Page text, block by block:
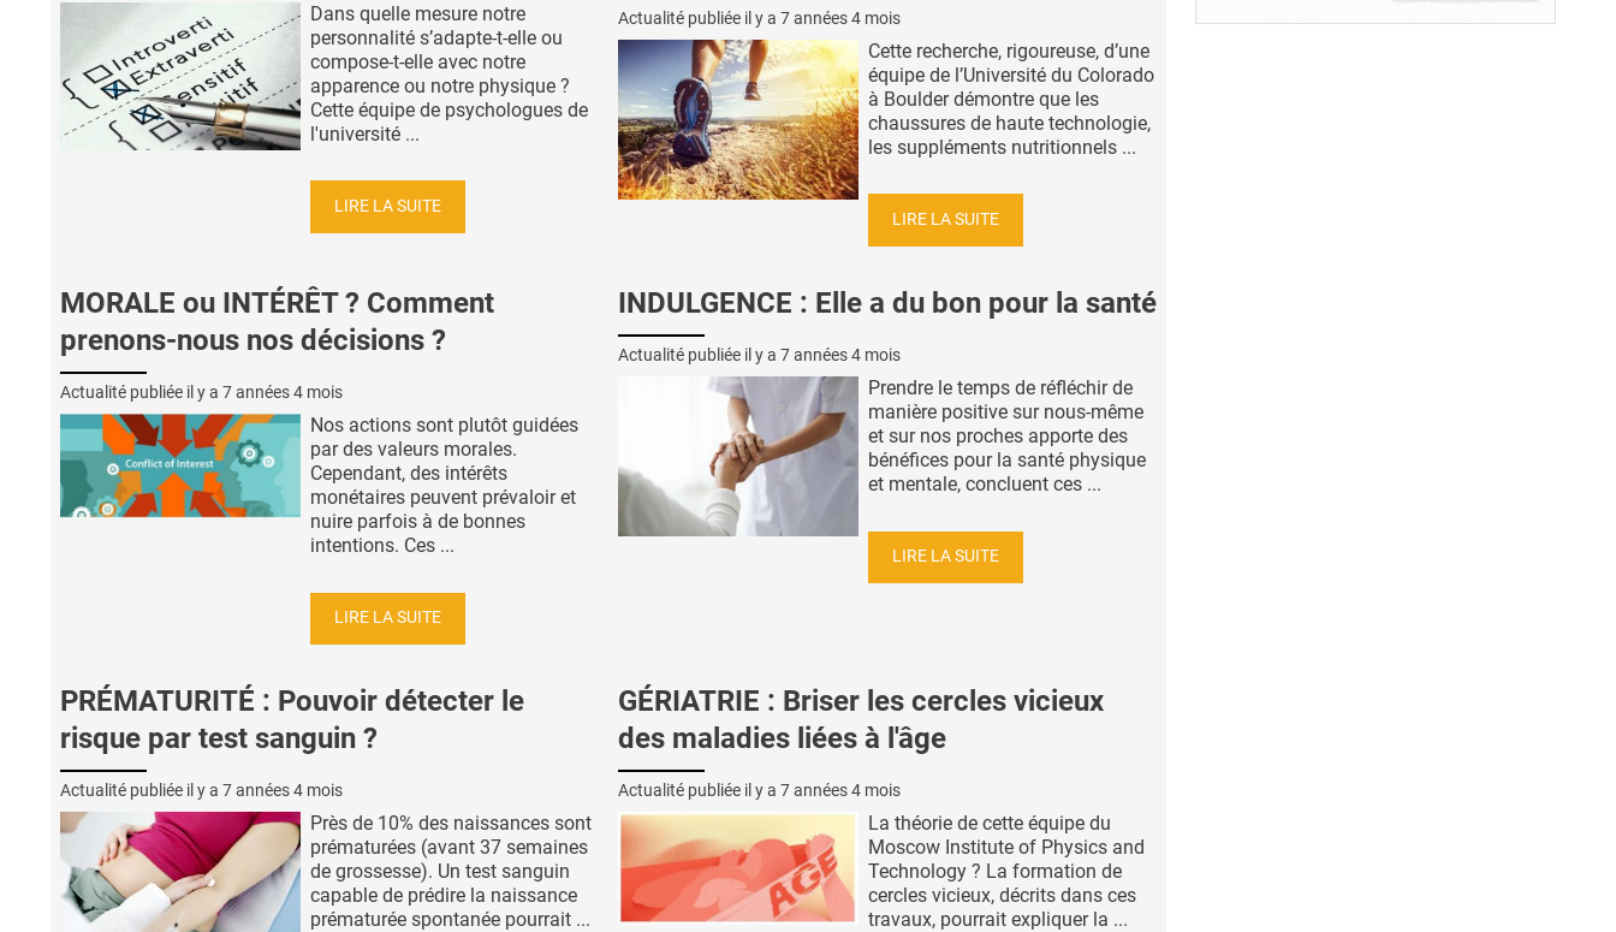
Dans quelle mesure notre
personnalité s’adapte-t-elle ou
compose-t-elle avec notre
apparence ou notre physique ?
Cette équipe de psychologues de
l'université ...
LIRE LA SUITE
Actualité publiée il y a 7 années 4 mois
Cette recherche, rigoureuse, d’une
équipe de l’Université du Colorado
à Boulder démontre que les
chaussures de haute technologie,
les suppléments nutritionnels ...
LIRE LA SUITE
MORALE ou INTÉRÊT ? Comment
prenons-nous nos décisions ?
Actualité publiée il y a 7 années 4 mois
Nos actions sont plutôt guidées
par des valeurs morales.
Cependant, des intérêts
monétaires peuvent prévaloir et
nuire parfois à de bonnes
intentions. Ces ...
LIRE LA SUITE
INDULGENCE : Elle a du bon pour la santé
Actualité publiée il y a 7 années 4 mois
Prendre le temps de réfléchir de
manière positive sur nous-même
et sur nos proches apporte des
bénéfices pour la santé physique
et mentale, concluent ces ...
LIRE LA SUITE
PRÉMATURITÉ : Pouvoir détecter le
risque par test sanguin ?
Actualité publiée il y a 7 années 4 mois
Près de 10% des naissances sont
prématurées (avant 37 semaines
de grossesse). Un test sanguin
capable de prédire la naissance
prématurée spontanée pourrait ...
GÉRIATRIE : Briser les cercles vicieux
des maladies liées à l'âge
Actualité publiée il y a 7 années 4 mois
La théorie de cette équipe du
Moscow Institute of Physics and
Technology ? La formation de
cercles vicieux, décrits dans ces
travaux, pourrait expliquer la ...